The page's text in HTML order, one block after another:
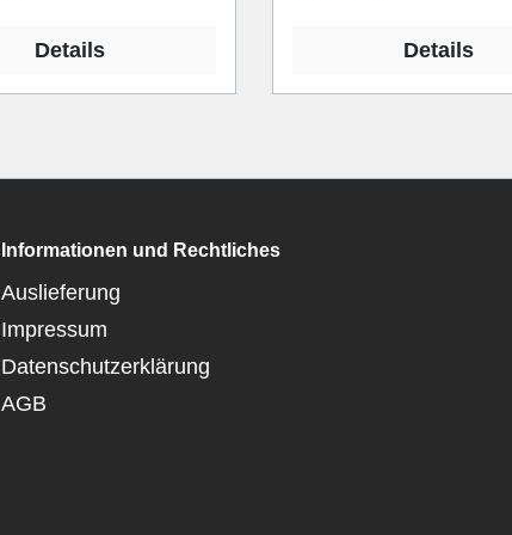
Details Details
Informationen und Rechtliches
Auslieferung
Impressum
Datenschutzerklärung
AGB